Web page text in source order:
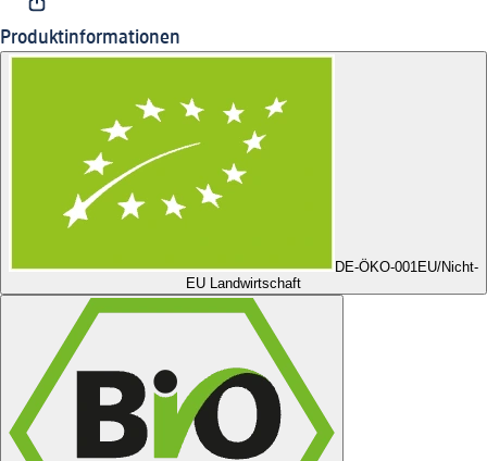
Produktinformationen
DE-ÖKO-001EU/Nicht-
EU Landwirtschaft